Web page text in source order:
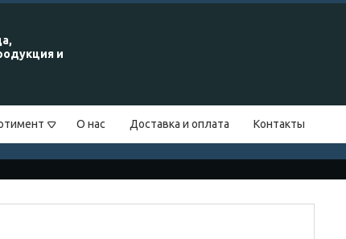
и
О нас Доставка и оплата Контакты